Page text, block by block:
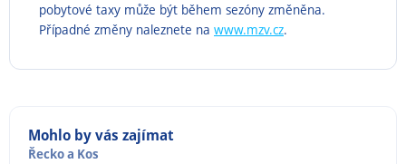
pobytové taxy může být během sezóny změněna.
Případné změny naleznete na www.mzv.cz.
Mohlo by vás zajímat
Řeckoa Kos